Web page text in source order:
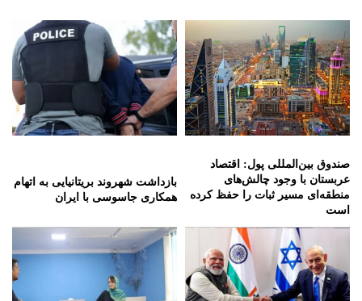
صندوق بین‌المللی پول: اقتصاد
عربستان با وجود چالش‌های
منطقه‌ای مسیر ثبات را حفظ کرده
است
بازداشت شهروند بریتانیایی به اتهام
همکاری جاسوسی با ایران